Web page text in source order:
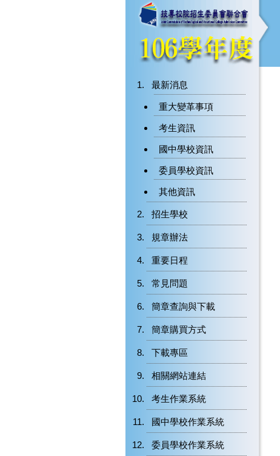
最新消息
重大變革事項
考生資訊
國中學校資訊
委員學校資訊
其他資訊
招生學校
規章辦法
重要日程
常見問題
簡章查詢與下載
簡章購買方式
下載專區
相關網站連結
考生作業系統
國中學校作業系統
委員學校作業系統